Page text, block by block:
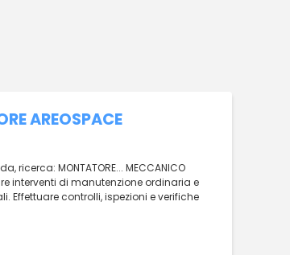
AREOSPACE
ricerca: MONTATORE... MECCANICO
interventi di manutenzione ordinaria e
Effettuare controlli, ispezioni e verifiche